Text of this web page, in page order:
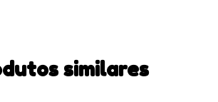
similares